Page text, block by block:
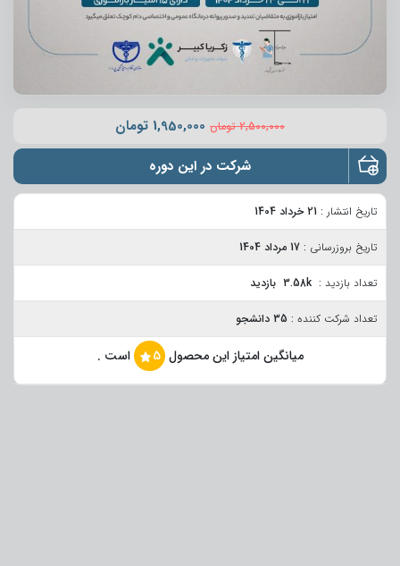
2,500,000 تومان 1,950,000 تومان
شرکت در این دوره
تاریخ انتشار : 21 خرداد 1404
تاریخ بروزرسانی : 17 مرداد 1404
تعداد بازدید :
تعداد شرکت کننده : 35 دانشجو
میانگین امتیاز این محصول 5 است .